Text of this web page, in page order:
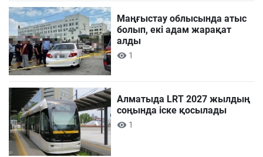
Маңғыстау облысында атыс
болып, екі адам жарақат
алды
1
Алматыда LRT 2027 жылдың
соңында іске қосылады
1